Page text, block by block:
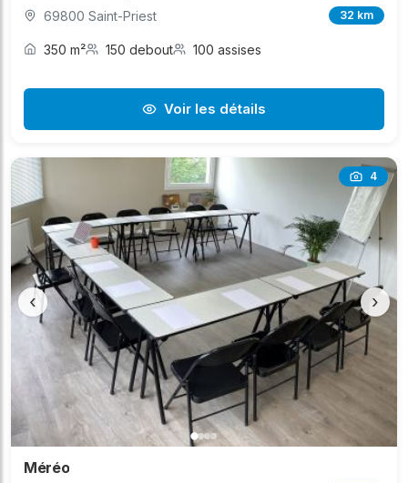
69800 Saint-Priest 32 km
350 m² 150 debout 100 assises
Voir les détails
4
‹ ›
Méréo